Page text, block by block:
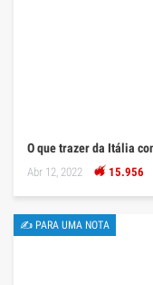
O que trazer da Itália
Abr 12, 2022 15.956
✍ PARA UMA NOTA